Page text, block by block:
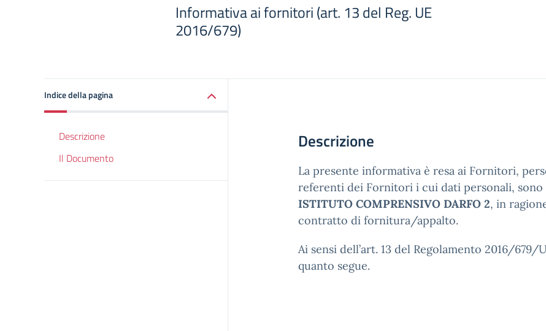
Informativa ai fornitori (art. 13 del Reg. UE
2016/679)
Indice della pagina
Descrizione
Il Documento
Descrizione
La presente informativa è resa ai Fornitori,
referenti dei Fornitori i cui dati personali, sono
ISTITUTO COMPRENSIVO DARFO 2, in
contratto di fornitura/appalto.
Ai sensi dell’art. 13 del Regolamento 2016/679/
quanto segue.